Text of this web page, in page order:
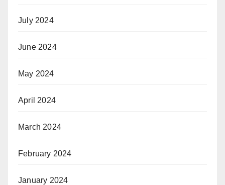
July 2024
June 2024
May 2024
April 2024
March 2024
February 2024
January 2024